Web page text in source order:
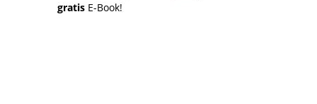
gratisE-Book!